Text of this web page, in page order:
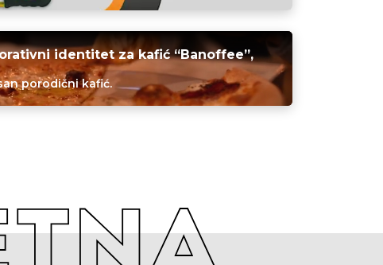
identitet za kafić “Banoffee”,
porodični kafić.